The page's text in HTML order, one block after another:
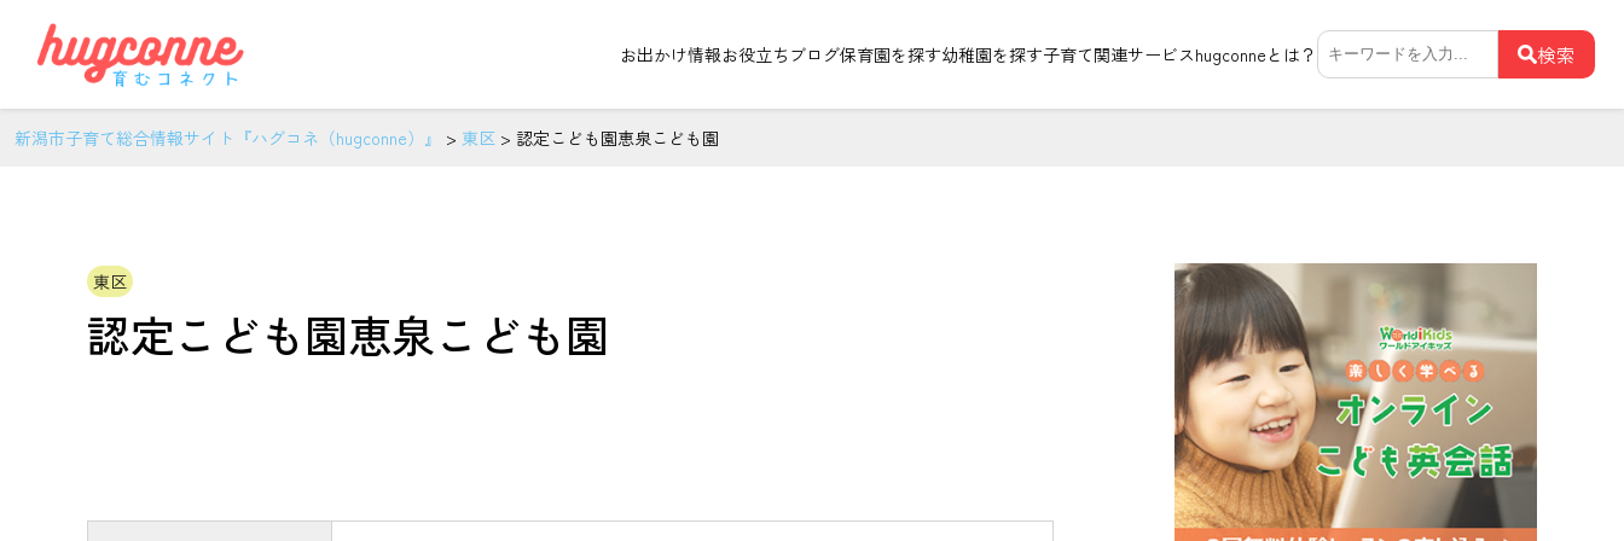
お出かけ情報お役立ちブログ保育園を探す幼稚園を探す子育て関連サービスhugconneとは？ 検
索:
検索
新潟市子育て総合情報サイト『ハグコネ（hugconne）』 > 東区 > 認定こども園恵泉こども園
東区
認定こども園恵泉こども園